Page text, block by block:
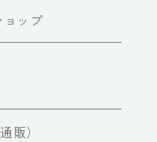
ップ
販）